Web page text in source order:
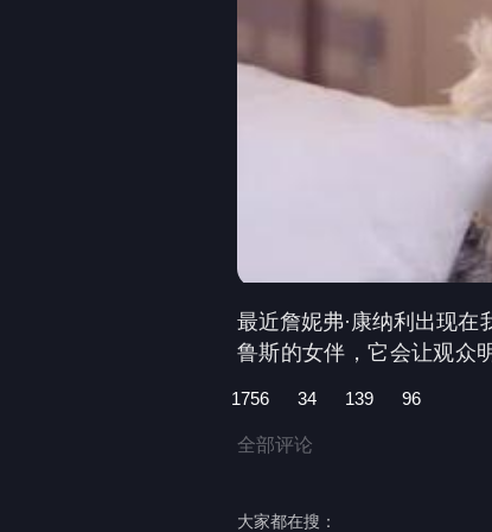
最近詹妮弗·康纳利出现在
鲁斯的女伴，它会让观众
1756 34 139 96
全部评论
大家都在搜：